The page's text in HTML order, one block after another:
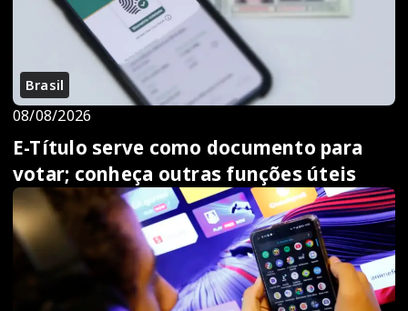
Brasil
08/08/2026
E-Título serve como documento para
votar; conheça outras funções úteis